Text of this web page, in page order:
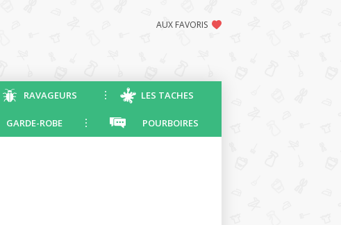
AUX FAVORIS
RAVAGEURS LES TACHES
GARDE-ROBE POURBOIRES